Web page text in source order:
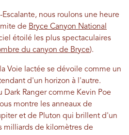
nous roulons une heure
de Bryce Canyon National
étoilé les plus spectaculaires
du canyon de Bryce).
Voie lactée se dévoile comme un
d'un horizon à l'autre.
Ranger comme Kevin Poe
montre les anneaux de
et de Pluton qui brillent d'un
milliards de kilomètres de